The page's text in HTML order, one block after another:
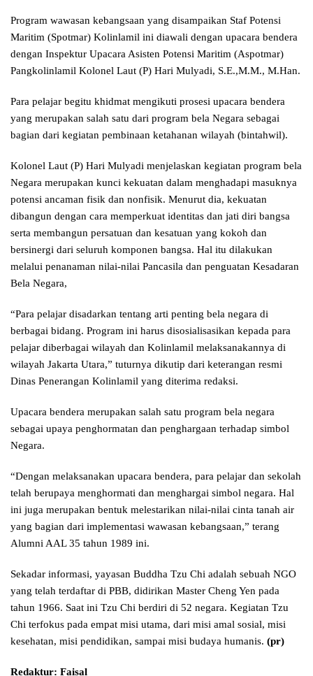
Program wawasan kebangsaan yang disampaikan Staf Potensi
Maritim (Spotmar) Kolinlamil ini diawali dengan upacara bendera
dengan Inspektur Upacara Asisten Potensi Maritim (Aspotmar)
Pangkolinlamil Kolonel Laut (P) Hari Mulyadi, S.E.,M.M., M.Han.
Para pelajar begitu khidmat mengikuti prosesi upacara bendera
yang merupakan salah satu dari program bela Negara sebagai
bagian dari kegiatan pembinaan ketahanan wilayah (bintahwil).
Kolonel Laut (P) Hari Mulyadi menjelaskan kegiatan program bela
Negara merupakan kunci kekuatan dalam menghadapi masuknya
potensi ancaman fisik dan nonfisik. Menurut dia, kekuatan
dibangun dengan cara memperkuat identitas dan jati diri bangsa
serta membangun persatuan dan kesatuan yang kokoh dan
bersinergi dari seluruh komponen bangsa. Hal itu dilakukan
melalui penanaman nilai-nilai Pancasila dan penguatan Kesadaran
Bela Negara,
“Para pelajar disadarkan tentang arti penting bela negara di
berbagai bidang. Program ini harus disosialisasikan kepada para
pelajar diberbagai wilayah dan Kolinlamil melaksanakannya di
wilayah Jakarta Utara,” tuturnya dikutip dari keterangan resmi
Dinas Penerangan Kolinlamil yang diterima redaksi.
Upacara bendera merupakan salah satu program bela negara
sebagai upaya penghormatan dan penghargaan terhadap simbol
Negara.
“Dengan melaksanakan upacara bendera, para pelajar dan sekolah
telah berupaya menghormati dan menghargai simbol negara. Hal
ini juga merupakan bentuk melestarikan nilai-nilai cinta tanah air
yang bagian dari implementasi wawasan kebangsaan,” terang
Alumni AAL 35 tahun 1989 ini.
Sekadar informasi, yayasan Buddha Tzu Chi adalah sebuah NGO
yang telah terdaftar di PBB, didirikan Master Cheng Yen pada
tahun 1966. Saat ini Tzu Chi berdiri di 52 negara. Kegiatan Tzu
Chi terfokus pada empat misi utama, dari misi amal sosial, misi
kesehatan, misi pendidikan, sampai misi budaya humanis. (pr)
Redaktur: Faisal